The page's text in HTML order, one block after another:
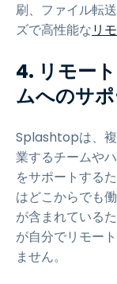
刷、ファイル転
ズで高性能なリ
4. リモー
ムへのサポ
Splashtopは、
業するチームや
をサポートする
はどこからでも
が含まれている
が自分でリモー
ません。